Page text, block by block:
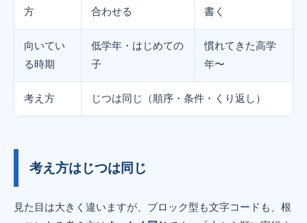
方
合わせる
書く
向いてい
る時期
低学年・はじめての
子
慣れてきた高学
年〜
考え方 じつは同じ（順序・条件・くり返し）
考え方はじつは同じ
見た目は大きく違いますが、ブロック型も文字コードも、根